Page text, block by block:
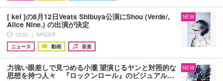
[ kei ]の8月12日Veats Shibuya公演にShou (Verde/,
Alice Nine.) の出演が決定
12:31 ｜ SPICER
ニュース
動画 音楽
NEW
力強い眼差しで見つめる小瀧 望演じるヤンと対照的な
思想を持つ人々 『ロックンロール』のビジュアル…
NEW